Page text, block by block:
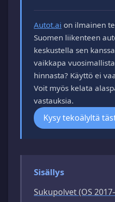
Autot.ai on ilmainen
Suomen liikenteen
keskustella sen
vaikkapa
hinnasta? Käyttö ei
Voit myös kelata
vastauksia.
Kysy tekoälyltä
Sisällys
Sukupolvet (OS